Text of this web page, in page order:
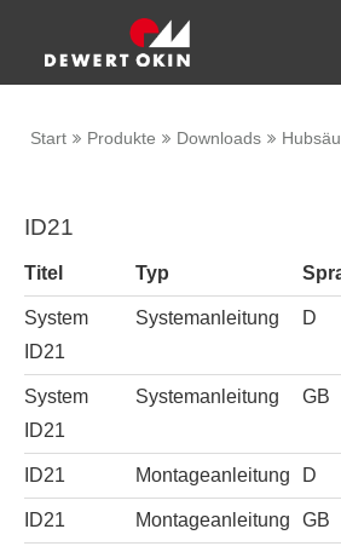
Start Produkte Downloads
ID21
Titel Typ
System
ID21
Systemanleitung D
System
ID21
Systemanleitung GB
ID21 Montageanleitung D
ID21 Montageanleitung GB